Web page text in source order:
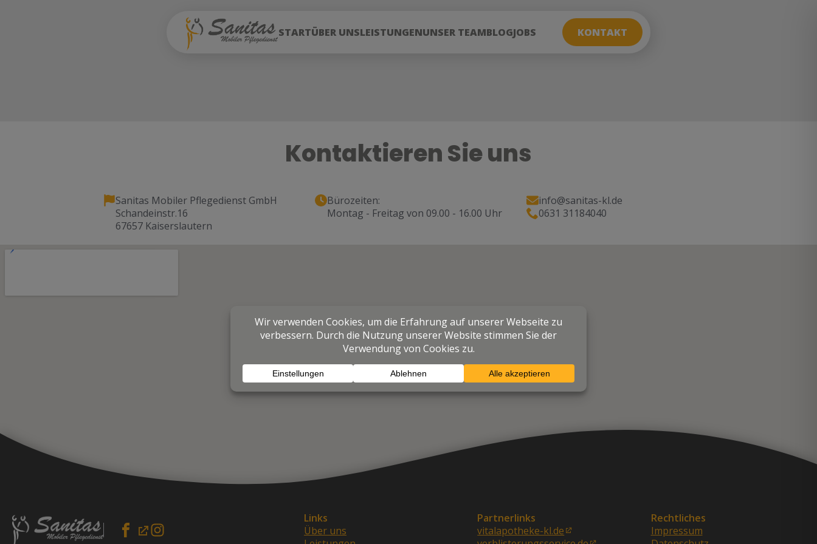
STARTÜBER UNSLEISTUNGENUNSER TEAMBLOGJOBS KONTAKT
Kontaktieren Sie uns
Sanitas Mobiler Pflegedienst GmbH
Schandeinstr.16
67657 Kaiserslautern
Bürozeiten:
Montag - Freitag von 09.00 - 16.00 Uhr
info@sanitas-kl.de
0631 31184040
Links
Über uns
Partnerlinks
vitalapotheke-kl.de
Rechtliches
Impressum